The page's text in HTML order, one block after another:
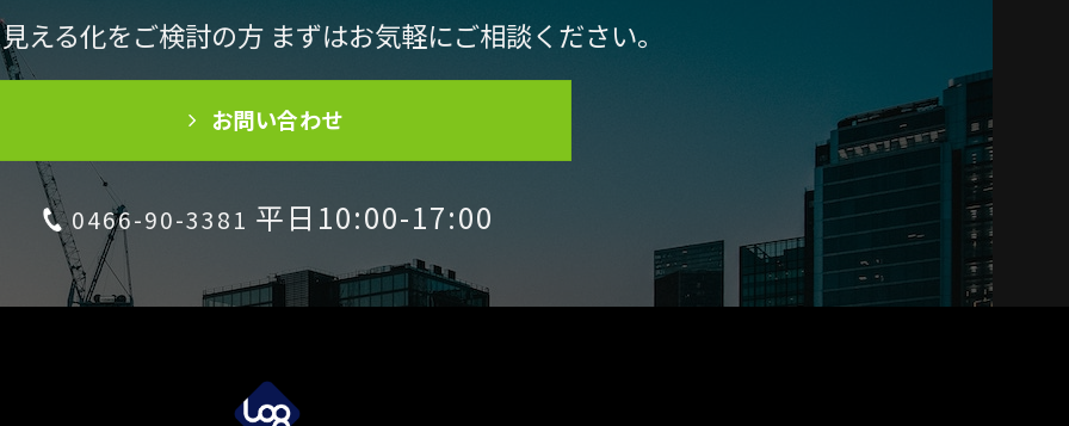
える化をご検討の方 まずはお気軽にご相談ください。
お問い合わせ
0466-90-3381 平日10:00-17:00